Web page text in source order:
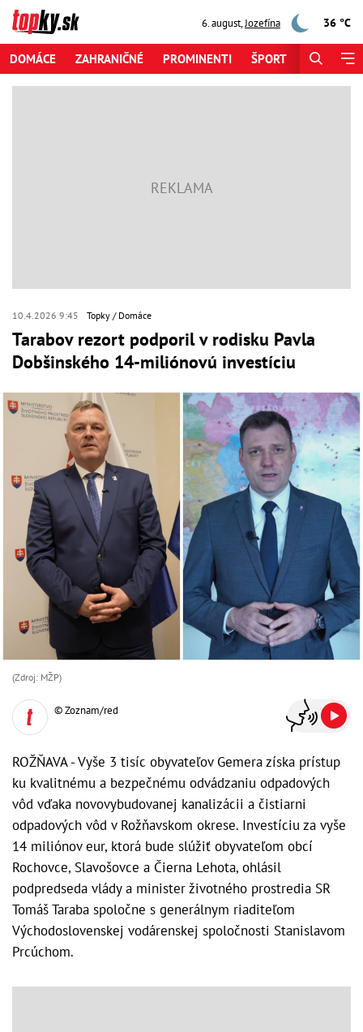
6. august,Jozefína 36 °C
DOMÁCE ZAHRANIČNÉ PROMINENTI ŠPORT
10.4.2026 9:45 Topky Domáce
Tarabov rezort podporil v rodisku Pavla
Dobšinského 14-miliónovú investíciu
(Zdroj: MŽP)
© Zoznam/red
ROŽŇAVA - Vyše 3 tisíc obyvateľov Gemera získa prístup
ku kvalitnému a bezpečnému odvádzaniu odpadových
vôd vďaka novovybudovanej kanalizácii a čistiarni
odpadových vôd v Rožňavskom okrese. Investíciu za vyše
14 miliónov eur, ktorá bude slúžiť obyvateľom obcí
Rochovce, Slavošovce a Čierna Lehota, ohlásil
podpredseda vlády a minister životného prostredia SR
Tomáš Taraba spoločne s generálnym riaditeľom
Východoslovenskej vodárenskej spoločnosti Stanislavom
Prcúchom.